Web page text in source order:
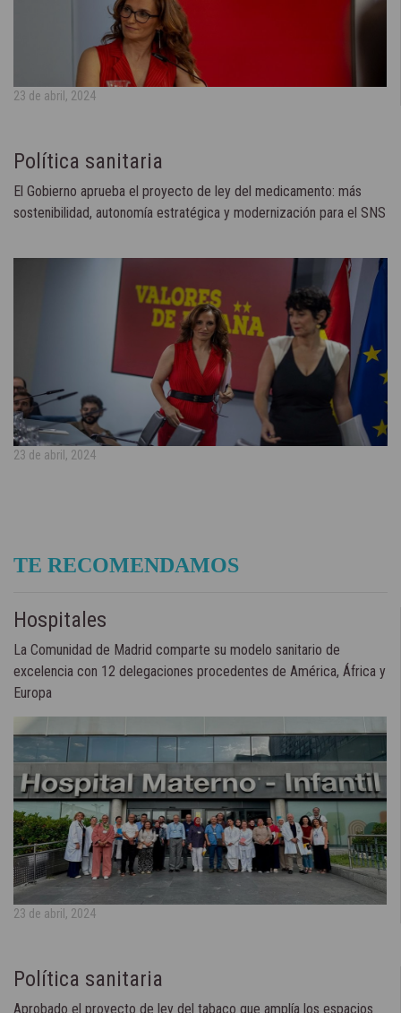
23 de abril, 2024
Política sanitaria
El Gobierno aprueba el proyecto de ley del medicamento: más
sostenibilidad, autonomía estratégica y modernización para el SNS
23 de abril, 2024
TE RECOMENDAMOS
Hospitales
La Comunidad de Madrid comparte su modelo sanitario de
excelencia con 12 delegaciones procedentes de América, África y
Europa
23 de abril, 2024
Política sanitaria
Aprobado el proyecto de ley del tabaco que amplía los espacios